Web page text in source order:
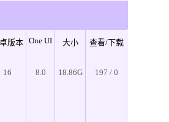
版本 One UI 大小 查看/下载
16 8.0 18.86G 197 / 0